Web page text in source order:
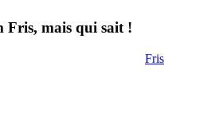
Fris, mais qui sait !
Fris